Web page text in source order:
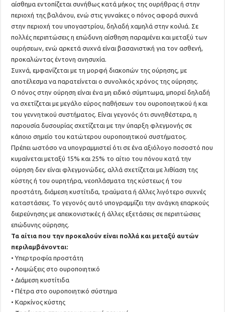
αίσθημα εντοπίζεται συνήθως κατά μήκος της ουρήθρας ή στην
περιοχή της βαλάνου, ενώ στις γυναίκες ο πόνος αφορά συχνά
στην περιοχή του υπογαστρίου, δηλαδή χαμηλά στην κοιλιά. Σε
πολλές περιπτώσεις η επώδυνη αίσθηση παραμένει και μεταξύ των
ουρήσεων, ενώ αρκετά συχνά είναι βασανιστική για τον ασθενή,
προκαλώντας έντονη ανησυχία.
Συχνά, εμφανίζεται με τη μορφή διακοπών της ούρησης, με
αποτέλεσμα να παρατείνεται ο συνολικός χρόνος της ούρησης.
Ο πόνος στην ούρηση είναι ένα μη ειδικό σύμπτωμα, μπορεί δηλαδή
να σχετίζεται με μεγάλο εύρος παθήσεων του ουροποιητικού ή και
του γεννητικού συστήματος. Είναι γεγονός ότι συνηθέστερα, η
παρουσία δυσουρίας σχετίζεται με την ύπαρξη φλεγμονής σε
κάποιο σημείο του κατώτερου ουροποιητικού συστήματος.
Πρέπει ωστόσο να υπογραμμιστεί ότι σε ένα αξιόλογο ποσοστό που
κυμαίνεται μεταξύ 15% και 25% το αίτιο του πόνου κατά την
ούρηση δεν είναι φλεγμονώδες, αλλά σχετίζεται με λιθίαση της
κύστης ή του ουρητήρα, νεοπλάσματα της κύστεως ή του
προστάτη, διάμεση κυστίτιδα, τραύματα ή άλλες λιγότερο συχνές
καταστάσεις. Το γεγονός αυτό υπογραμμίζει την ανάγκη επαρκούς
διερεύνησης με απεικονιστικές ή άλλες εξετάσεις σε περιπτώσεις
επώδυνης ούρησης.
Τα αίτια που την προκαλούν είναι πολλά και μεταξύ αυτών
περιλαμβάνονται:
• Υπερτροφία προστάτη
• Λοιμώξεις στο ουροποιητικό
• Διάμεση κυστίτιδα
• Πέτρα στο ουροποιητικό σύστημα
• Καρκίνος κύστης